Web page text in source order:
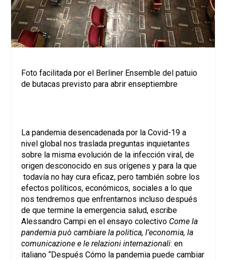
Foto facilitada por el Berliner Ensemble del patuio
de butacas previsto para abrir enseptiembre
La pandemia desencadenada por la Covid-19 a
nivel global nos traslada preguntas inquietantes
sobre la misma evolución de la infección viral, de
origen desconocido en sus orígenes y para la que
todavía no hay cura eficaz, pero también sobre los
efectos políticos, económicos, sociales a lo que
nos tendremos que enfrentarnos incluso después
de que termine la emergencia salud, escribe
Alessandro Campi en el ensayo colectivo Come la
pandemia può cambiare la politica, l’economia, la
comunicazione e le relazioni internazionali: en
italiano “Después Cómo la pandemia puede cambiar